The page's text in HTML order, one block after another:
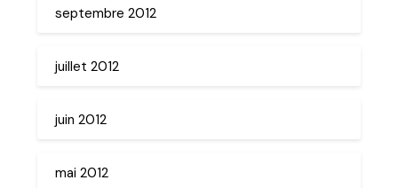
septembre 2012
juillet 2012
juin 2012
mai 2012